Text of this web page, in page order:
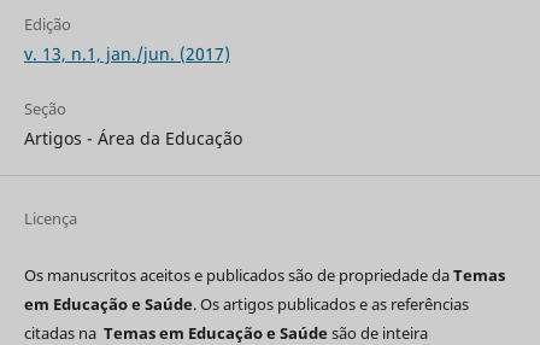
Edição
v. 13, n.1, jan./jun. (2017)
Seção
Artigos - Área da Educação
Licença
Os manuscritos aceitos e publicados são de propriedade daTemas
em Educação e Saúde. Os artigos publicados e as referências
citadas na Temas em Educação e Saúde são de inteira